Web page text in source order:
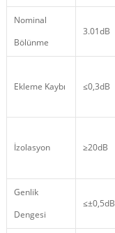
Nominal
Bölünme
3.01dB
Ekleme Kaybı ≤0,3dB
İzolasyon ≥20dB
Genlik
Dengesi
≤±0,5dB